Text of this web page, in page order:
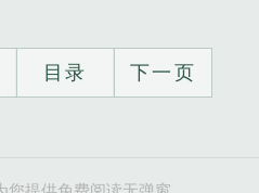
目录 下一页